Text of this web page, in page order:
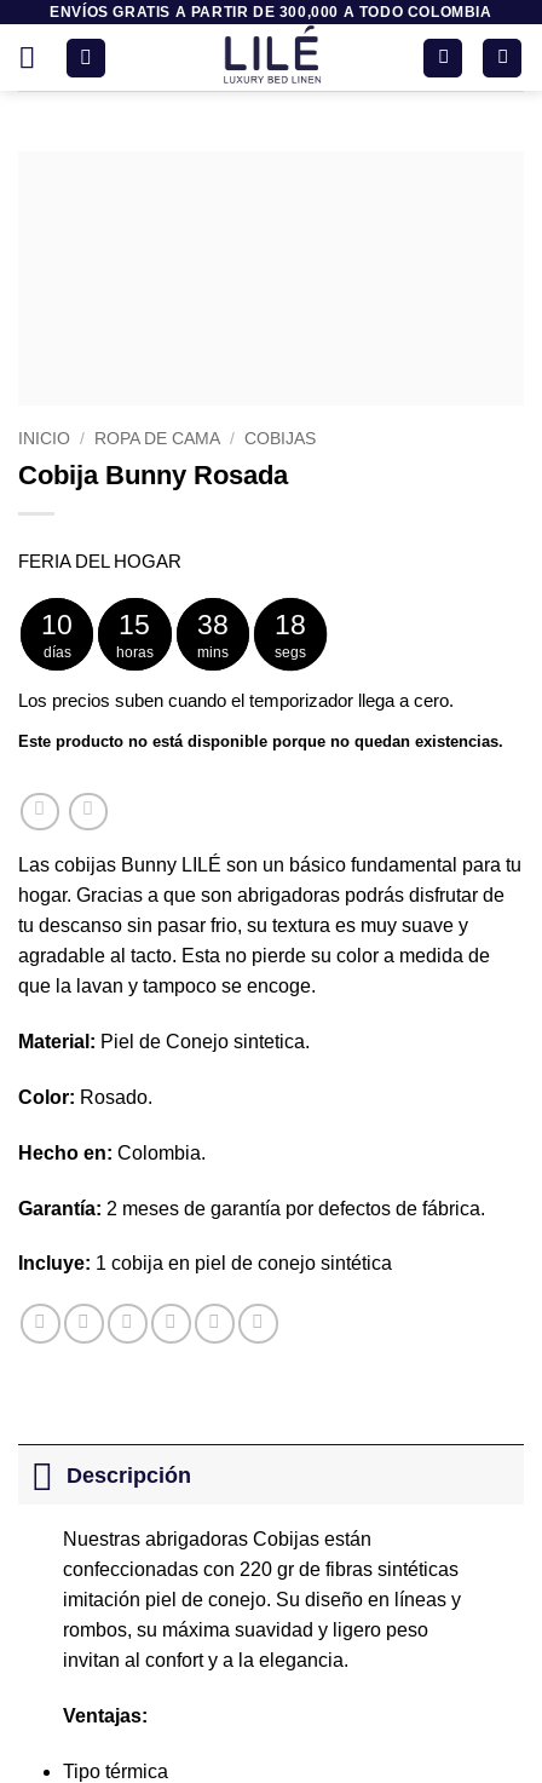
contenido
ENVÍOS GRATIS A PARTIR DE 300,000 A TODO COLOMBIA
INICIO / ROPA DE CAMA / COBIJAS
Cobija Bunny Rosada
FERIA DEL HOGAR
10
días
15
horas
38
mins
17
segs
Los precios suben cuando el temporizador llega a cero.
Este producto no está disponible porque no quedan existencias.
Las cobijas Bunny LILÉ son un básico fundamental para tu
hogar. Gracias a que son abrigadoras podrás disfrutar de
tu descanso sin pasar frio, su textura es muy suave y
agradable al tacto. Esta no pierde su color a medida de
que la lavan y tampoco se encoge.
Material: Piel de Conejo sintetica.
Color: Rosado.
Hecho en: Colombia.
Garantía: 2 meses de garantía por defectos de fábrica.
Incluye: 1 cobija en piel de conejo sintética
Descripción
Nuestras abrigadoras Cobijas están
confeccionadas con 220 gr de fibras sintéticas
imitación piel de conejo. Su diseño en líneas y
rombos, su máxima suavidad y ligero peso
invitan al confort y a la elegancia.
Ventajas:
Tipo térmica